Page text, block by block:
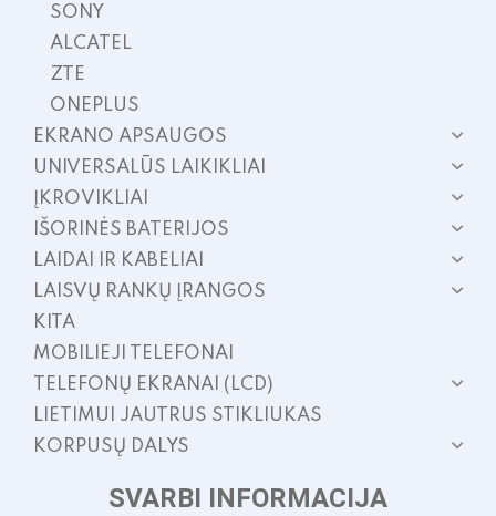
SONY
ALCATEL
ZTE
ONEPLUS
EKRANO APSAUGOS
UNIVERSALŪS LAIKIKLIAI
ĮKROVIKLIAI
IŠORINĖS BATERIJOS
LAIDAI IR KABELIAI
LAISVŲ RANKŲ ĮRANGOS
KITA
MOBILIEJI TELEFONAI
TELEFONŲ EKRANAI (LCD)
LIETIMUI JAUTRUS STIKLIUKAS
KORPUSŲ DALYS
SVARBI INFORMACIJA